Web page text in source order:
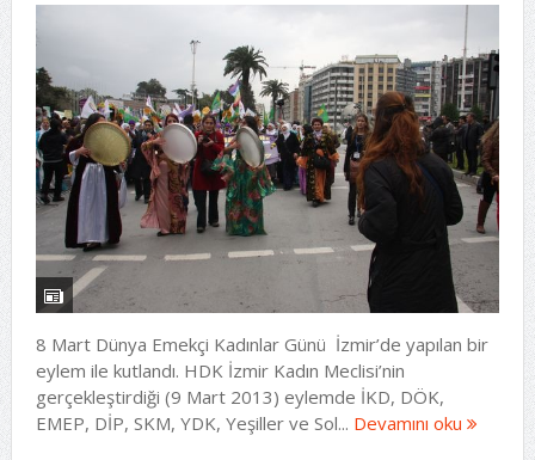
8 Mart Dünya Emekçi Kadınlar Günü İzmir’de yapılan bir
eylem ile kutlandı. HDK İzmir Kadın Meclisi’nin
gerçekleştirdiği (9 Mart 2013) eylemde İKD, DÖK,
EMEP, DİP, SKM, YDK, Yeşiller ve Sol... Devamını oku